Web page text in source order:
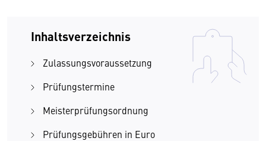
Inhaltsverzeichnis
Zulassungsvoraussetzung
Prüfungstermine
Meisterprüfungsordnung
Prüfungsgebühren in Euro